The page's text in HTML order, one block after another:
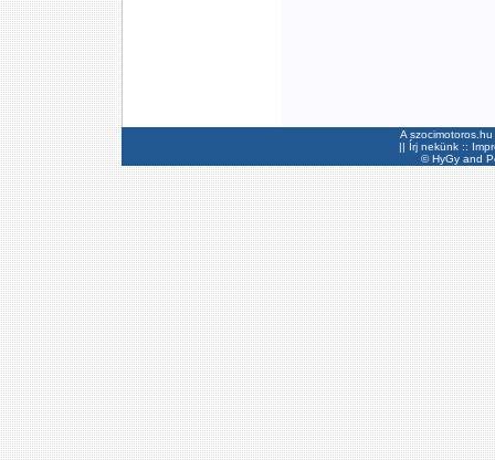
A
|| Írj nekünk ::
©HyGyand